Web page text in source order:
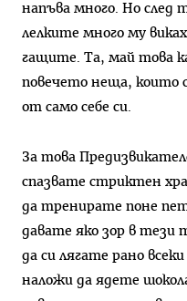
напъва много. Но след
лелките много му
гащите. Та, май това
повечето неща, които
от само себе си.
За това
спазвате стриктен
да тренирате поне
давате яко зор в тези
да си лягате рано
наложи да ядете